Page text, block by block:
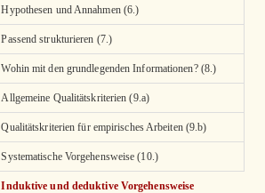
Hypothesen und Annahmen (6.)
Passend strukturieren (7.)
Wohin mit den grundlegenden Informationen? (8.)
Allgemeine Qualitätskriterien (9.a)
Qualitätskriterien für empirisches Arbeiten (9.b)
Systematische Vorgehensweise (10.)
Induktive und deduktive Vorgehensweise